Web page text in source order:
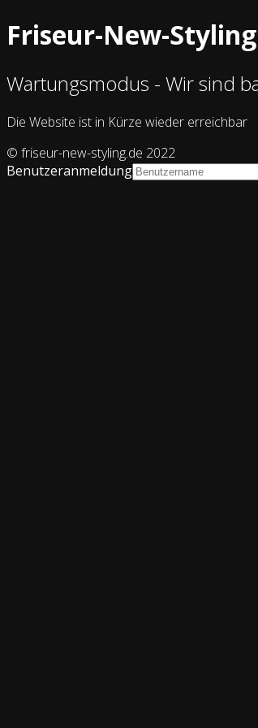
Friseur-New-
Wartungsmodus - Wir sind
Die Website ist in Kürze wieder erreichbar
© friseur-new-styling.de 2022
Benutzeranmeldung